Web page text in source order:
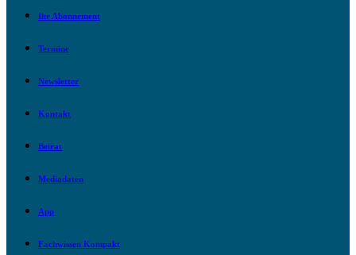
Ihr Abonnement
Termine
Newsletter
Kontakt
Beirat
Mediadaten
App
Fachwissen Kompakt